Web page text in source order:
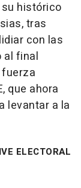
histórico
tras
con las
al final
que ahora
levantar a la
ELECTORAL